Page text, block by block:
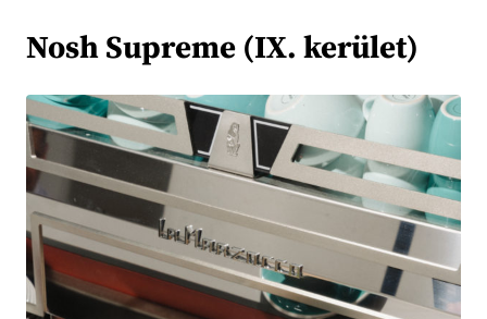
Nosh Supreme (IX. kerület)